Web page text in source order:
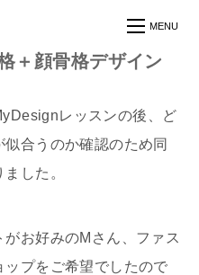
＋顔骨格デザイン
レッスンの後、ど
合うのか確認のため同
した。
お好みのMさん、ファス
ップをご希望でしたので